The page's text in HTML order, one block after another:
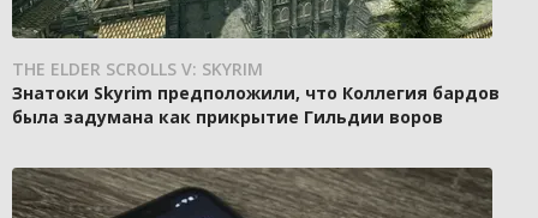
THE ELDER SCROLLS V: SKYRIM
Знатоки Skyrim предположили, что Коллегия бардов
была задумана как прикрытие Гильдии воров